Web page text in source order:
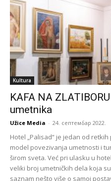
Kultura
KAFA NA
umetnika
Užice Media - 24. септембар 2022.
Hotel „Palisad“ je jedan od
model povezivanja umetnosti i
širom sveta. Već pri ulasku u
veliki broj umetničkih dela koja
saznam nešto više o samoj